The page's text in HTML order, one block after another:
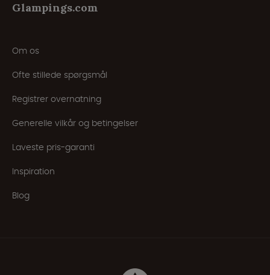
Glampings.com
Om os
Ofte stillede spørgsmål
Registrer overnatning
Generelle vilkår og betingelser
Laveste pris-garanti
Inspiration
Blog